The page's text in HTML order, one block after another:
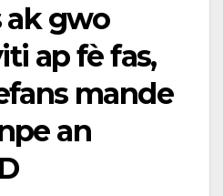
ak gwo
ap fè fas,
mande
an